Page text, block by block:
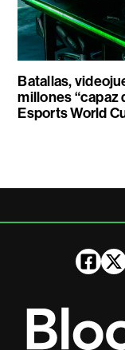
Batallas,
millones “capaz
Esports World